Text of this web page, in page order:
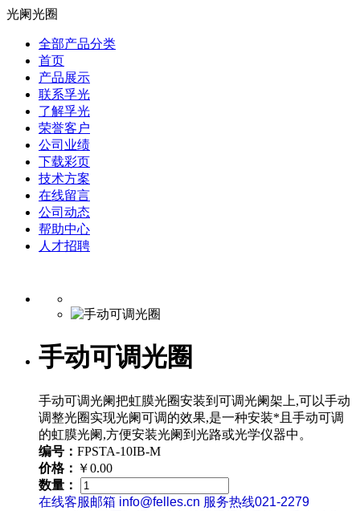
光阑光圈
全部产品分类
首页
产品展示
联系孚光
了解孚光
荣誉客户
公司业绩
下载彩页
技术方案
在线留言
公司动态
帮助中心
人才招聘
手动可调光圈
手动可调光阑把虹膜光圈安装到可调光阑架上,可以手动
调整光圈实现光阑可调的效果,是一种安装*且手动可调
的虹膜光阑,方便安装光阑到光路或光学仪器中。
编号： FPSTA-10IB-M
价格： ￥0.00
数量：
在线客服邮箱 info@felles.cn 服务热线021-2279